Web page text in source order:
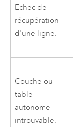
Echec de
récupération
d'une ligne.
Couche ou
table
autonome
introuvable.